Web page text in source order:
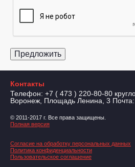
Контакты
Телефон: +7 ( 473 ) 220-80-80
Воронеж, Площадь Ленина, 3 Почта:
© 2011-2017 г. Все права защищены.
Полная версия
Согласие на обработку персональных данных
Политика конфиденциальности
Пользовательское соглашение